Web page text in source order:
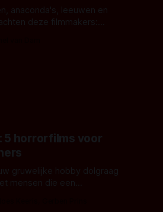
anaconda's, leeuwen en
deze filmmakers:
5 horrorfilms voor
gruwelijke hobby dolgraag
mensen die een